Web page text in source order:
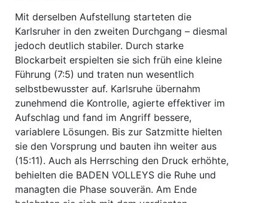
Mit derselben Aufstellung starteten die
Karlsruher in den zweiten Durchgang – diesmal
jedoch deutlich stabiler. Durch starke
Blockarbeit erspielten sie sich früh eine kleine
Führung (7:5) und traten nun wesentlich
selbstbewusster auf. Karlsruhe übernahm
zunehmend die Kontrolle, agierte effektiver im
Aufschlag und fand im Angriff bessere,
variablere Lösungen. Bis zur Satzmitte hielten
sie den Vorsprung und bauten ihn weiter aus
(15:11). Auch als Herrsching den Druck erhöhte,
behielten die BADEN VOLLEYS die Ruhe und
managten die Phase souverän. Am Ende